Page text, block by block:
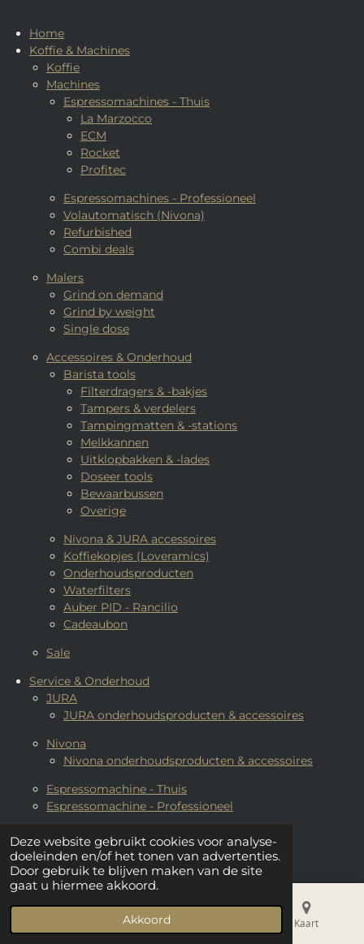
Deze website gebruikt cookies voor analyse-
doeleinden en/of het tonen van advertenties.
Door gebruik te blijven maken van de site
gaat u hiermee akkoord.
Akkoord
Home
Koffie & Machines
Koffie
Machines
Espressomachines - Thuis
La Marzocco
ECM
Rocket
Profitec
Espressomachines - Professioneel
Volautomatisch (Nivona)
Refurbished
Combi deals
Malers
Grind on demand
Grind by weight
Single dose
Accessoires & Onderhoud
Barista tools
Filterdragers & -bakjes
Tampers & verdelers
Tampingmatten & -stations
Melkkannen
Uitklopbakken & -lades
Doseer tools
Bewaarbussen
Overige
Nivona & JURA accessoires
Koffiekopjes (Loveramics)
Onderhoudsproducten
Waterfilters
Auber PID - Rancilio
Cadeaubon
Sale
Service & Onderhoud
JURA
JURA onderhoudsproducten & accessoires
Nivona
Nivona onderhoudsproducten & accessoires
Espressomachine - Thuis
Espressomachine - Professioneel
Zakelijk
Koffie op het werk
Koffie bestellen
Espressomachines - Professioneel
Volautomaat - Professioneel
Workshops & Op locatie
Telefoonnummer Kaart